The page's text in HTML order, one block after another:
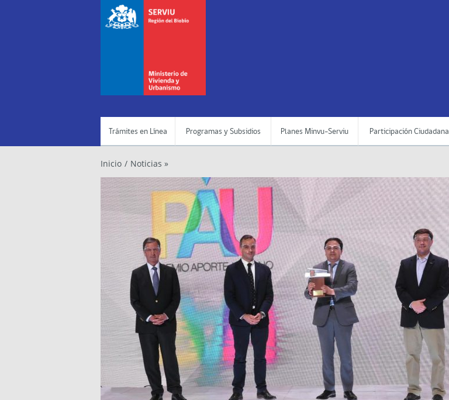
Trámites en Línea Programas y Subsidios Planes Minvu-Serviu Participación Ciudadana
Inicio / Noticias »